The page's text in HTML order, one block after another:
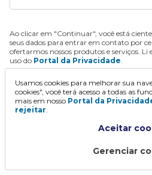
Ao clicar em "Continuar", você está
seus dados para entrar em contato por
ofertarmos nossos produtos e serviços. Li
uso do Portal da Privacidade.
Usamos cookies para melhorar sua
cookies", você terá acesso a todas as
mais em nosso Portal da
rejeitar.
Aceitar
Gerenciar